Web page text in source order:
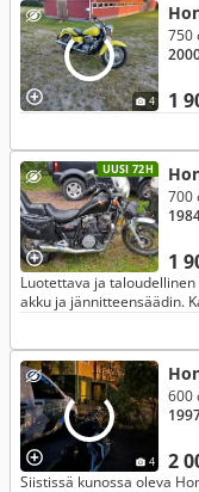
4 1
750
UUSI 72H
1
700
Luotettava ja
akku ja jännitteensäädin.
4 2
600
Siistissä kunossa oleva